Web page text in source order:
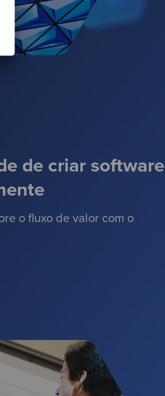
de criar software
o fluxo de valor com o